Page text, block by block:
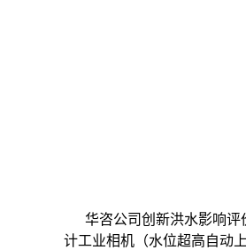
华咨公司创新洪水影响评
计工业相机（水位超高自动